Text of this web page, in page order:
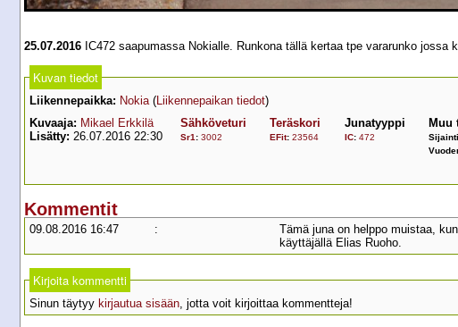
25.07.2016 IC472 saapumassa Nokialle. Runkona tällä kertaa tpe vararunko jossa
Kuvan tiedot
Liikennepaikka: Nokia(Liikennepaikan tiedot)
Kuvaaja: Mikael Erkkilä
Lisätty: 26.07.2016 22:30
Sähköveturi
Sr1 : 3002
Teräskori
EFit: 23564
Junatyyppi
IC: 472
Muu
Kommentit
09.08.2016 16:47 :
Tämä juna on helppo muistaa,
käyttäjällä Elias Ruoho.
Kirjoita kommentti
Sinun täytyy kirjautua sisään, jotta voit kirjoittaa kommentteja!